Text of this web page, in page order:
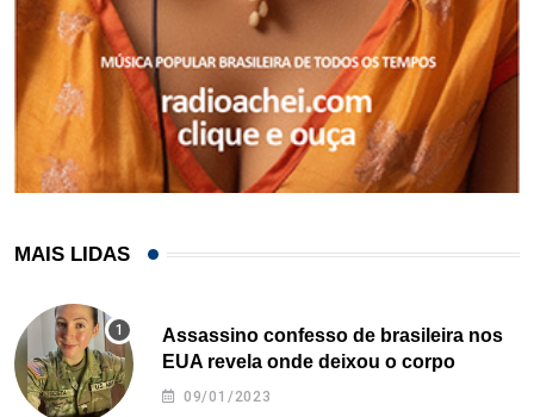
MAIS LIDAS
Assassino confesso de brasileira nos
EUA revela onde deixou o corpo
09/01/2023